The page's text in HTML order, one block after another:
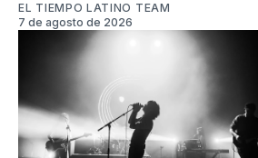
EL TIEMPO LATINO TEAM
7 de agosto de 2026